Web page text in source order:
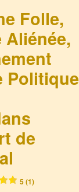
Folle,
Aliénée,
Politique
de
5 (1)